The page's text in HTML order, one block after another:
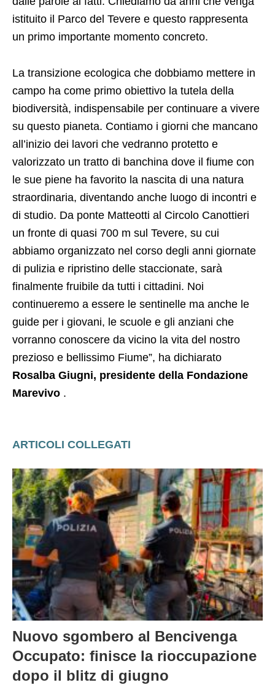
istituito il Parco del Tevere e questo rappresenta
un primo importante momento concreto.
La transizione ecologica che dobbiamo mettere in
campo ha come primo obiettivo la tutela della
biodiversità, indispensabile per continuare a vivere
su questo pianeta. Contiamo i giorni che mancano
all’inizio dei lavori che vedranno protetto e
valorizzato un tratto di banchina dove il fiume con
le sue piene ha favorito la nascita di una natura
straordinaria, diventando anche luogo di incontri e
di studio. Da ponte Matteotti al Circolo Canottieri
un fronte di quasi 700 m sul Tevere, su cui
abbiamo organizzato nel corso degli anni giornate
di pulizia e ripristino delle staccionate, sarà
finalmente fruibile da tutti i cittadini. Noi
continueremo a essere le sentinelle ma anche le
guide per i giovani, le scuole e gli anziani che
vorranno conoscere da vicino la vita del nostro
prezioso e bellissimo Fiume”, ha dichiarato
Rosalba Giugni, presidente della Fondazione
Marevivo .
ARTICOLI COLLEGATI
Nuovo sgombero al Bencivenga
Occupato: finisce la rioccupazione
dopo il blitz di giugno